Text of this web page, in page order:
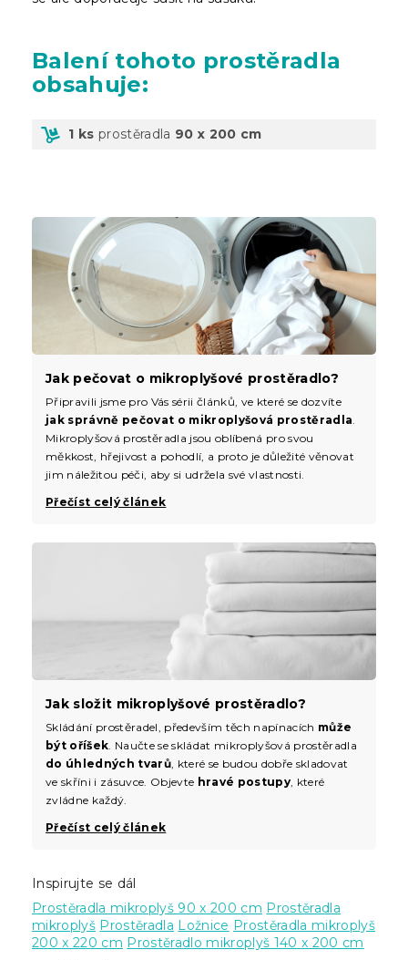
Balenítohoto prostěradla
obsahuje:
1 ks prostěradla 90 x 200 cm
Jak pečovat o mikroplyšové prostěradlo?
Připravili jsme pro Vás sérii článků, ve které se dozvíte
jak správně pečovat o mikroplyšová prostěradla
Mikroplyšová prostěradla jsou oblíbená pro svou
měkkost, hřejivost a pohodlí, a proto je důležité věnovat
jim náležitou péči, aby si udržela své vlastnosti.
Přečíst celý článek
Jak složit mikroplyšové prostěradlo?
Skládání prostěradel, především těch napínacích může
být oříšek. Naučte se skládat mikroplyšová prostěradla
do úhledných tvarů, které se budou dobře skladovat
ve skříni i zásuvce. Objevte hravé postupy, které
zvládne každý.
Přečíst celý článek
Inspirujte se dál
Prostěradla mikroplyš 90 x 200 cm Prostěradla
mikroplyš Prostěradla Ložnice Prostěradla mikroplyš
200 x 220 cm Prostěradlo mikroplyš 140 x 200 cm